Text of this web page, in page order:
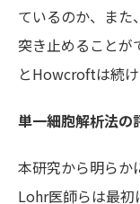
ているのか、また
突き止めることが
とHowcroftは続け
単一細胞解析法の
本研究から明らか
Lohr医師らは最初